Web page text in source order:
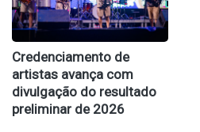
Credenciamento de
artistas avança com
divulgação do resultado
preliminar de 2026